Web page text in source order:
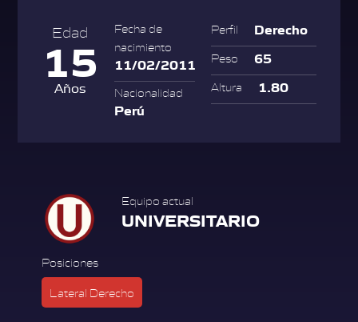
Edad
15
Años
Fecha de
nacimiento
11/02/2011
Nacionalidad
Perú
Perfil Derecho
Peso 65
Altura 1.80
Equipo actual
UNIVERSITARIO
Posiciones
Lateral Derecho